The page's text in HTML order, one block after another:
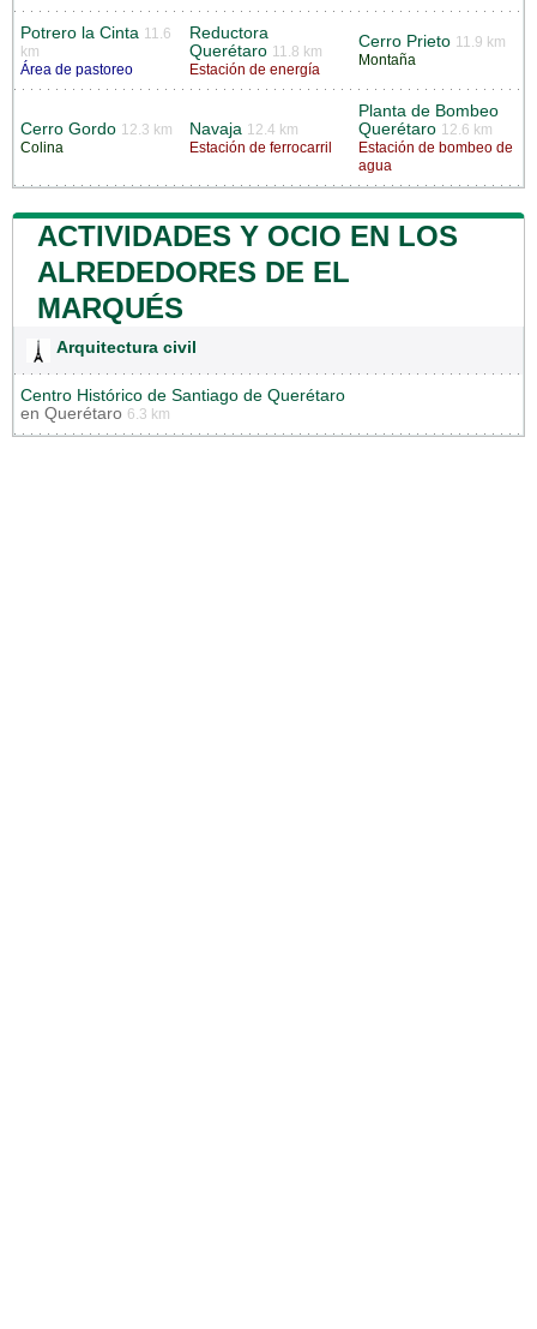
Potrero la Cinta 11.6
km
Área de pastoreo
Reductora
Querétaro 11.8 km
Estación de energía
Cerro Prieto 11.9 km
Montaña
Cerro Gordo 12.3 km
Colina
Navaja 12.4 km
Estación de ferrocarril
Planta de Bombeo
Querétaro 12.6 km
Estación de bombeo de
agua
ACTIVIDADES Y OCIO EN LOS
ALREDEDORES DE EL
MARQUÉS
Arquitectura civil
Centro Histórico de Santiago de Querétaro
en Querétaro 6.3 km